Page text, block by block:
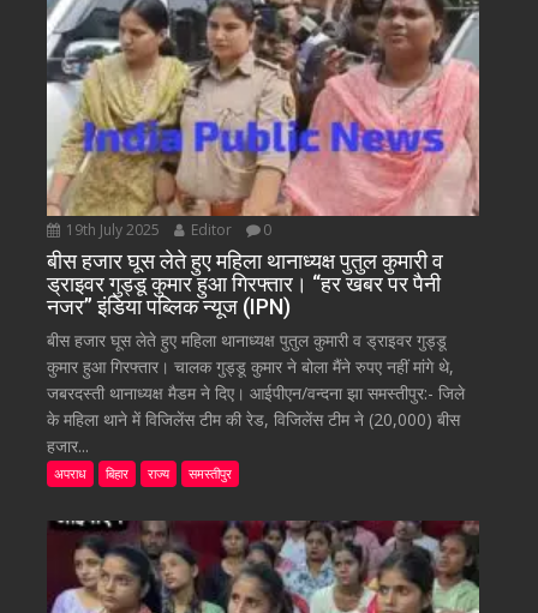
19th July 2025 Editor 0
बीस हजार घूस लेते हुए महिला थानाध्यक्ष पुतुल कुमारी व
ड्राइवर गुड्डू कुमार हुआ गिरफ्तार। “हर खबर पर पैनी
नजर” इंडिया पब्लिक न्यूज (IPN)
बीस हजार घूस लेते हुए महिला थानाध्यक्ष पुतुल कुमारी व ड्राइवर गुड्डू
कुमार हुआ गिरफ्तार। चालक गुड्डू कुमार ने बोला मैंने रुपए नहीं मांगे थे,
जबरदस्ती थानाध्यक्ष मैडम ने दिए। आईपीएन/वन्दना झा समस्तीपुर:- जिले
के महिला थाने में विजिलेंस टीम की रेड, विजिलेंस टीम ने (20,000) बीस
हजार...
अपराध बिहार राज्य समस्तीपुर